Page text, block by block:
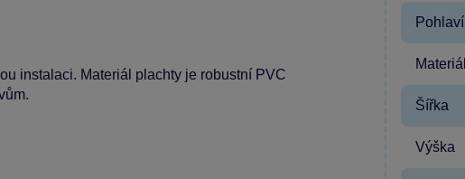
instalaci. Materiál plachty je robustní PVC
Pohlaví
Materiál
Šířka
Výška